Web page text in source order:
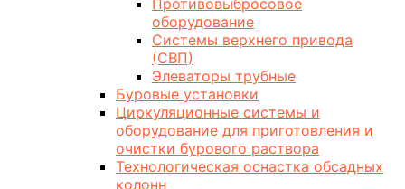
Противовыбросовое
оборудование
Системы верхнего привода
(СВП)
Элеваторы трубные
Буровые установки
Циркуляционные системы и
оборудование для приготовления и
очистки бурового раствора
Технологическая оснастка обсадных
колонн